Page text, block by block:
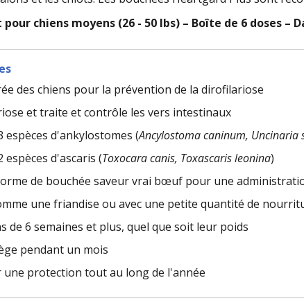
chiens moyens (26 - 50 lbs) – Boîte de 6 doses –
des chiens pour la prévention de la dirofilariose
et traite et contrôle les vers intestinaux
d'ankylostomes (Ancylostoma caninum, Uncinaria
d'ascaris (Toxocara canis, Toxascaris leonina)
de bouchée saveur vrai bœuf pour une
une friandise ou avec une petite quantité de
de 6 semaines et plus, quel que soit leur poids
pendant un mois
une protection tout au long de l'année